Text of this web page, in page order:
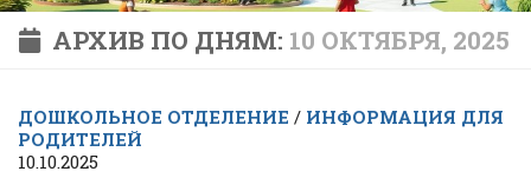
АРХИВ ПО ДНЯМ: 10 ОКТЯБРЯ, 2025
ДОШКОЛЬНОЕ ОТДЕЛЕНИЕ / ИНФОРМАЦИЯ ДЛЯ
РОДИТЕЛЕЙ
10.10.2025